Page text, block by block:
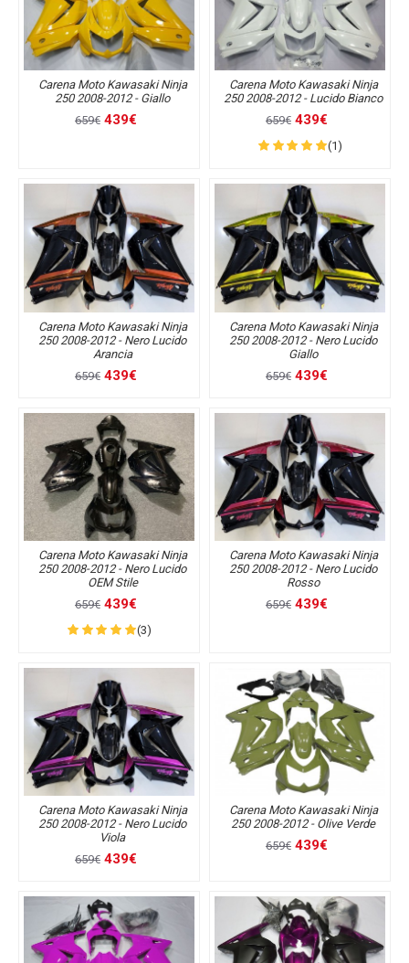
Carena Moto Kawasaki Ninja
250 2008-2012 - Giallo
659€ 439€
Carena Moto Kawasaki Ninja
250 2008-2012 - Lucido Bianco
659€ 439€
(1)
Carena Moto Kawasaki Ninja
250 2008-2012 - Nero Lucido
Arancia
659€ 439€
Carena Moto Kawasaki Ninja
250 2008-2012 - Nero Lucido
Giallo
659€ 439€
Carena Moto Kawasaki Ninja
250 2008-2012 - Nero Lucido
OEM Stile
659€ 439€
(3)
Carena Moto Kawasaki Ninja
250 2008-2012 - Nero Lucido
Rosso
659€ 439€
Carena Moto Kawasaki Ninja
250 2008-2012 - Nero Lucido
Viola
659€ 439€
Carena Moto Kawasaki Ninja
250 2008-2012 - Olive Verde
659€ 439€